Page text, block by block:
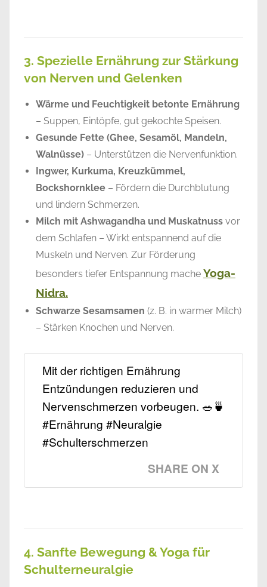
3. Spezielle Ernährung zur Stärkung
von Nerven und Gelenken
Wärme und Feuchtigkeit betonte Ernährung
– Suppen, Eintöpfe, gut gekochte Speisen.
Gesunde Fette (Ghee, Sesamöl, Mandeln,
Walnüsse) – Unterstützen die Nervenfunktion.
Ingwer, Kurkuma, Kreuzkümmel,
Bockshornklee – Fördern die Durchblutung
und lindern Schmerzen.
Milch mit Ashwagandha und Muskatnuss vor
dem Schlafen – Wirkt entspannend auf die
Muskeln und Nerven. Zur Förderung
besonders tiefer Entspannung mache Yoga-
Nidra.
Schwarze Sesamsamen (z. B. in warmer Milch)
– Stärken Knochen und Nerven.
Mit der richtigen Ernährung
Entzündungen reduzieren und
Nervenschmerzen vorbeugen. 🥗🍵
#Ernährung #Neuralgie
#Schulterschmerzen
SHARE ON X
4. Sanfte Bewegung & Yoga für
Schulterneuralgie